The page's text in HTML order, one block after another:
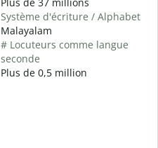
Système d'écriture / Alphabet
Malayalam
# Locuteurs comme langue
seconde
Plus de 0,5 million